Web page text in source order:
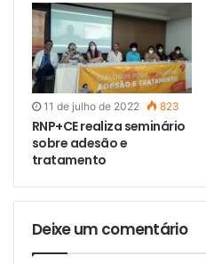
11 de julho de 2022 823
RNP+CE realiza seminário
sobre adesão e
tratamento
Deixe um comentário